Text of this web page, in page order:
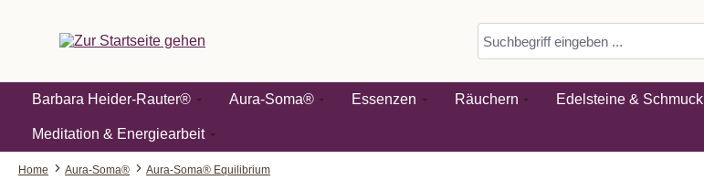
Barbara Heider-Rauter® Aura-Soma® Essenzen Räuchern Edelsteine & Schmuck
Meditation & Energiearbeit
Home Aura-Soma® Aura-Soma® Equilibrium